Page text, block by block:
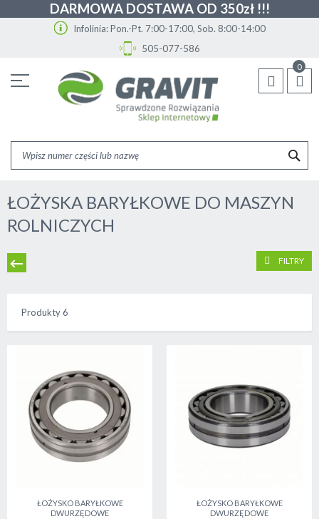
DARMOWA DOSTAWA OD 350zł !!!
Infolinia: Pon.-Pt. 7:00-17:00, Sob. 8:00-14:00
505-077-586
treści
0
ŁOŻYSKA BARYŁKOWE DO MASZYN
ROLNICZYCH
Produkty6
ŁOŻYSKO BARYŁKOWE
DWURZĘDOWE
ŁOŻYSKO BARYŁKOWE
DWURZĘDOWE
FILTRY